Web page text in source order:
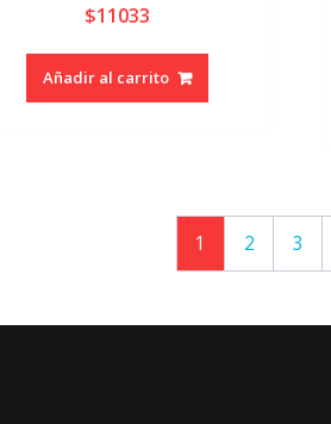
$11033
Añadir al carrito
1 2 3